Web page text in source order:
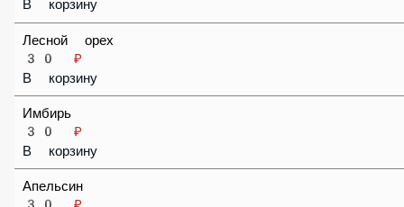
В корзину
Лесной орех
30 ₽
В корзину
Имбирь
30 ₽
В корзину